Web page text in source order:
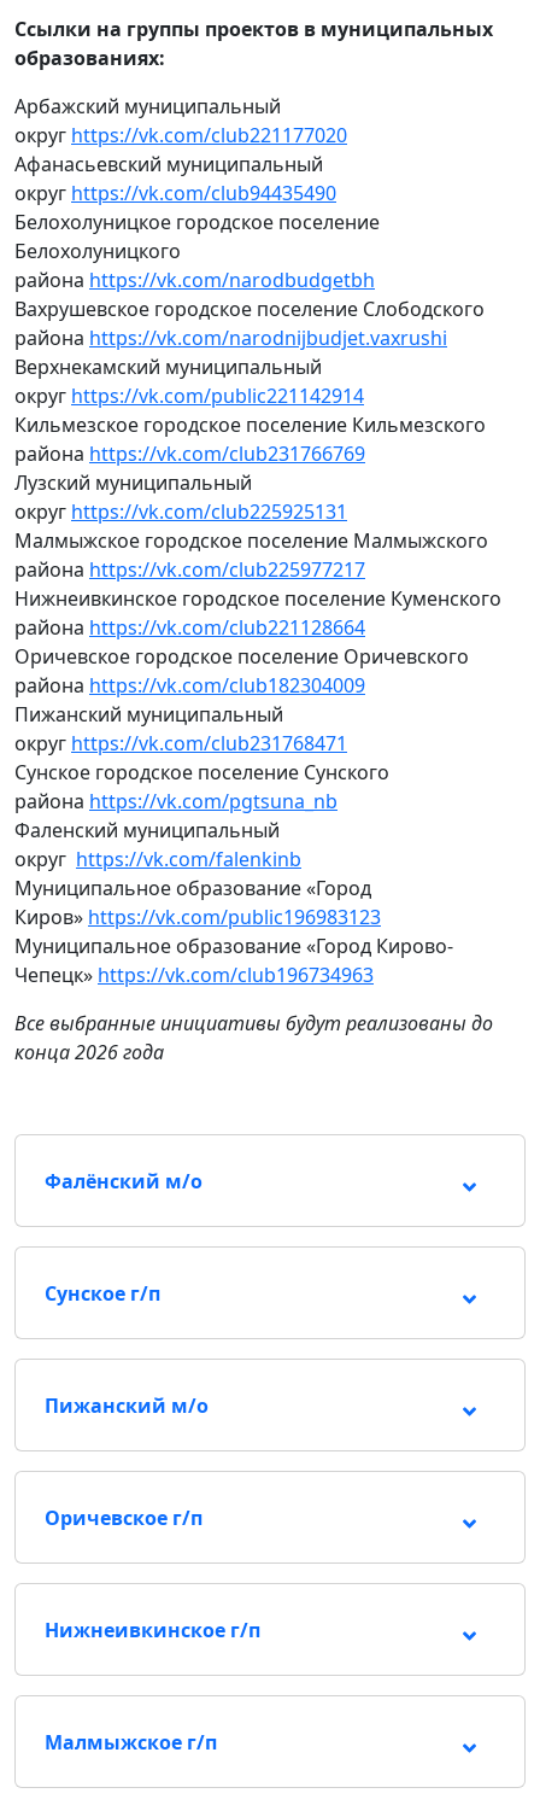
Ссылки на группы проектов в муниципальных
образованиях:
Арбажский муниципальный
округ https://vk.com/club221177020
Афанасьевский муниципальный
округ https://vk.com/club94435490
Белохолуницкое городское поселение
Белохолуницкого
района https://vk.com/narodbudgetbh
Вахрушевское городское поселение Слободского
района https://vk.com/narodnijbudjet.vaxrushi
Верхнекамский муниципальный
округ https://vk.com/public221142914
Кильмезское городское поселение Кильмезского
района https://vk.com/club231766769
Лузский муниципальный
округ https://vk.com/club225925131
Малмыжское городское поселение Малмыжского
района https://vk.com/club225977217
Нижнеивкинское городское поселение Куменского
района https://vk.com/club221128664
Оричевское городское поселение Оричевского
района https://vk.com/club182304009
Пижанский муниципальный
округ https://vk.com/club231768471
Сунское городское поселение Сунского
района https://vk.com/pgtsuna_nb
Фаленский муниципальный
округ https://vk.com/falenkinb
Муниципальное образование «Город
Киров» https://vk.com/public196983123
Муниципальное образование «Город Кирово-
Чепецк» https://vk.com/club196734963
Все выбранные инициативы будут реализованы до
конца 2026 года
Фалёнский м/о
Сунское г/п
Пижанский м/о
Оричевское г/п
Нижнеивкинское г/п
Малмыжское г/п